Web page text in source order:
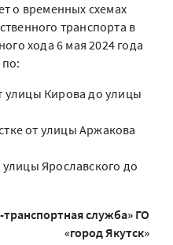
о временных схемах
транспорта в
хода 6 мая 2024 года
по:
улицы Кирова до улицы
от улицы Аржакова
улицы Ярославского до
служба» ГО
«город Якутск»